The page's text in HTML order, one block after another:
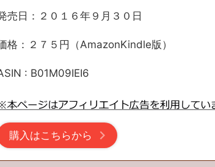
売日：２０１６年９月３０日
格：２７５円（AmazonKindle版）
: B01M09IEI6
購入はこちらから